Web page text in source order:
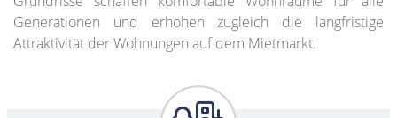
Generationen und erhöhen zugleich die langfristige
Attraktivität der Wohnungen auf dem Mietmarkt.